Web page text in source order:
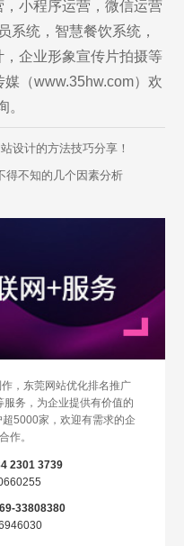
小程序运营，微信运营
系统，智慧餐饮系统，
企业形象宣传片拍摄等
（www.35hw.com）欢
。
设计的方法技巧分享！
得不知的几个因素分析
，东莞网站优化排名推广
务，为企业提供有价值的
5000家，欢迎有需求的企
作。
2301 3739
33808380
们会第一时间送上问候的。